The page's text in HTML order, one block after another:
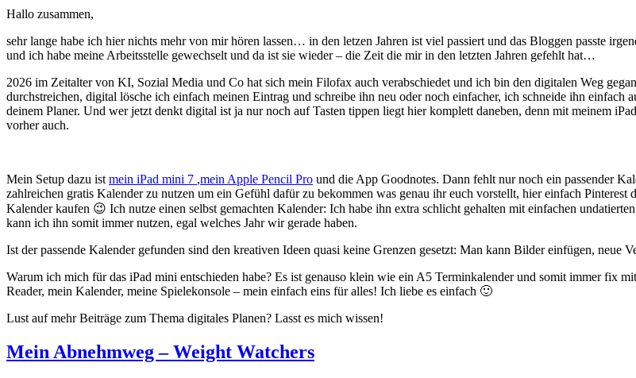
Hallo zusammen,
sehr lange habe ich hier nichts mehr von mir hören lassen… in den letzen Jahren ist viel passiert und das Bloggen passte
und ich habe meine Arbeitsstelle gewechselt und da ist sie wieder – die Zeit die mir in den letzten Jahren gefehlt hat…
2026 im Zeitalter von KI, Sozial Media und Co hat sich mein Filofax auch verabschiedet und ich bin den digitalen Weg
durchstreichen, digital lösche ich einfach meinen Eintrag und schreibe ihn neu oder noch einfacher, ich schneide ihn
deinem Planer. Und wer jetzt denkt digital ist ja nur noch auf Tasten tippen liegt hier komplett daneben, denn mit meinem
vorher auch.
Mein Setup dazu ist mein iPad mini 7 ,mein Apple Pencil Pro und die App Goodnotes. Dann fehlt nur noch ein passender
zahlreichen gratis Kalender zu nutzen um ein Gefühl dafür zu bekommen was genau ihr euch vorstellt, hier einfach
Kalender kaufen 😉 Ich nutze einen selbst gemachten Kalender: Ich habe ihn extra schlicht gehalten mit einfachen
kann ich ihn somit immer nutzen, egal welches Jahr wir gerade haben.
Ist der passende Kalender gefunden sind den kreativen Ideen quasi keine Grenzen gesetzt: Man kann Bilder einfügen,
Warum ich mich für das iPad mini entschieden habe? Es ist genauso klein wie ein A5 Terminkalender und somit immer fix
Reader, mein Kalender, meine Spielekonsole – mein einfach eins für alles! Ich liebe es einfach 🙂
Lust auf mehr Beiträge zum Thema digitales Planen? Lasst es mich wissen!
Mein Abnehmweg – Weight Watchers